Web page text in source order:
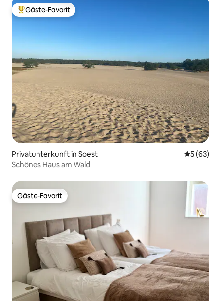
Beliebter Gäste-Favorit.
Gäste-Favorit
Privatunterkunft in Soest
5 (63)
Schönes Haus am Wald
Gäste-Favorit
Gäste-Favorit